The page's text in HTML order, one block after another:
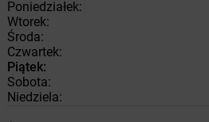
Poniedziałek:
Wtorek:
Środa:
Czwartek:
Piątek:
Sobota:
Niedziela: